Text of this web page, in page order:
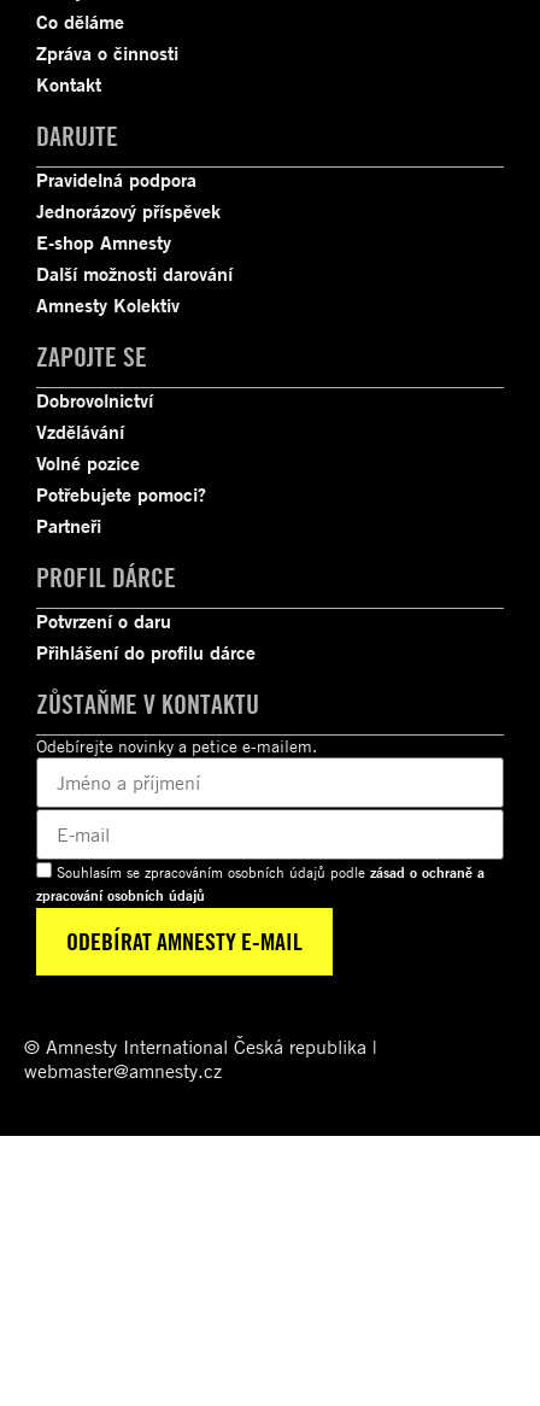
Co děláme
Zpráva o činnosti
Kontakt
DARUJTE
Pravidelná podpora
Jednorázový příspěvek
E-shop Amnesty
Další možnosti darování
Amnesty Kolektiv
ZAPOJTE SE
Dobrovolnictví
Vzdělávání
Volné pozice
Potřebujete pomoci?
Partneři
PROFIL DÁRCE
Potvrzení o daru
Přihlášení do profilu dárce
ZŮSTAŇME V KONTAKTU
Odebírejte novinky a petice e-mailem.
Souhlasím se zpracováním osobních údajů podle zásad o ochraně a
zpracování osobních údajů
© Amnesty International Česká republika |
webmaster@amnesty.cz